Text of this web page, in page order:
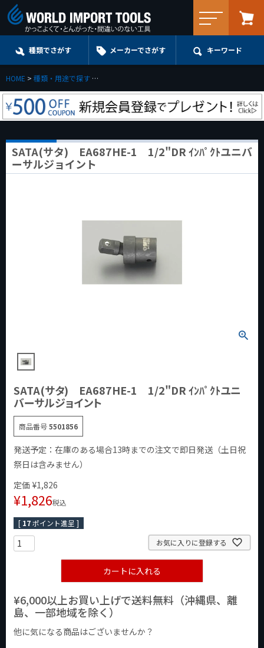
種類でさがす メーカーでさがす キーワード
HOME 種類・用途で探す
SATA(サタ) EA687HE-1 1/2"DR ｲﾝﾊﾟｸﾄユニバ
ーサルジョイント
SATA(サタ) EA687HE-1 1/2"DR ｲﾝﾊﾟｸﾄユニ
バーサルジョイント
商品番号5501856
発送予定：在庫のある場合13時までの注文で即日発送（土日祝
祭日は含みません）
定価 ¥1,826
¥1,826税込
[ 17ポイント進呈 ]
お気に入りに登録する
カートに入れる
¥6,000以上お買い上げで送料無料（沖縄県、離
島、一部地域を除く）
他に気になる商品はございませんか？